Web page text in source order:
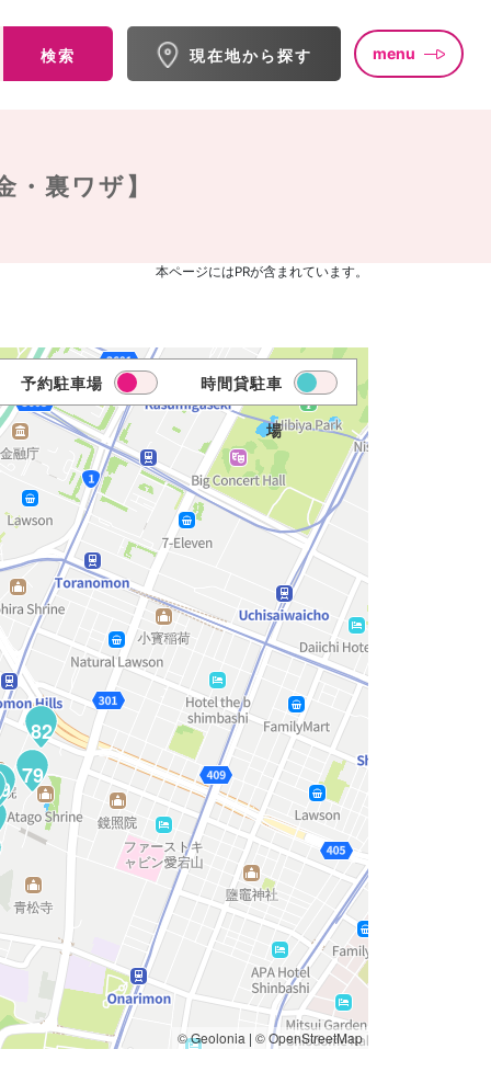
検索 現在地から探す menu
・裏ワザ】
本ページにはPRが含まれています。
82
79
予約駐車場 時間貸駐車
場